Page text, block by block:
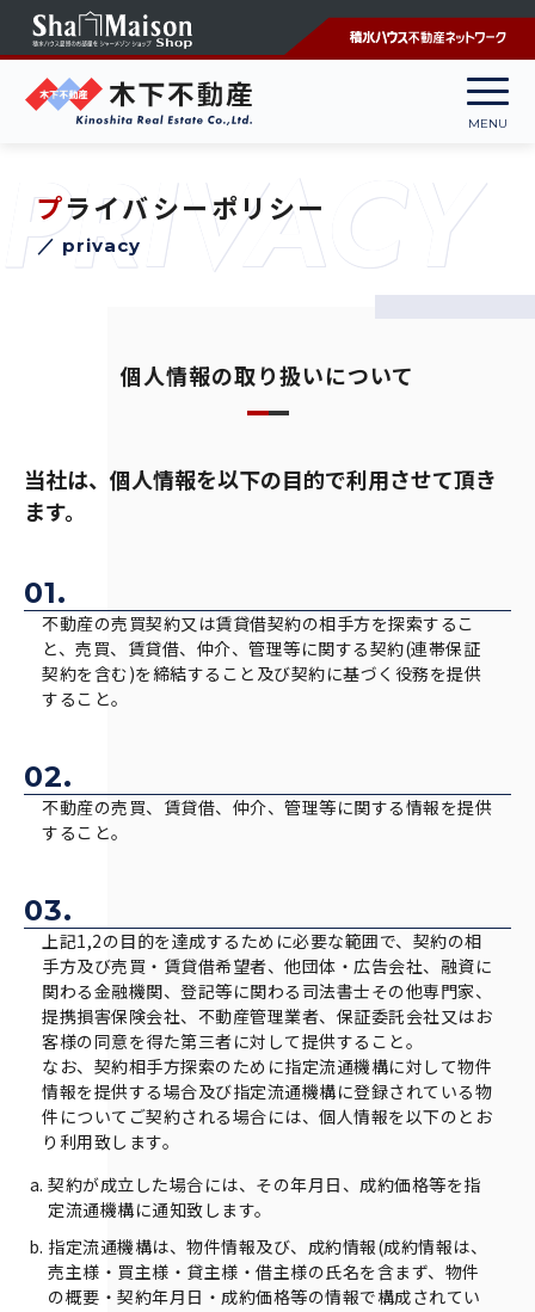
プライバシーポリシー
／ privacy
PRIVACY
個人情報の取り扱いについて
当社は、個人情報を以下の目的で利用させて頂き
ます。
01.
不動産の売買契約又は賃貸借契約の相手方を探索するこ
と、売買、賃貸借、仲介、管理等に関する契約(連帯保証
契約を含む)を締結すること及び契約に基づく役務を提供
すること。
02.
不動産の売買、賃貸借、仲介、管理等に関する情報を提供
すること。
03.
上記1,2の目的を達成するために必要な範囲で、契約の相
手方及び売買・賃貸借希望者、他団体・広告会社、融資に
関わる金融機関、登記等に関わる司法書士その他専門家、
提携損害保険会社、不動産管理業者、保証委託会社又はお
客様の同意を得た第三者に対して提供すること。
なお、契約相手方探索のために指定流通機構に対して物件
情報を提供する場合及び指定流通機構に登録されている物
件についてご契約される場合には、個人情報を以下のとお
り利用致します。
契約が成立した場合には、その年月日、成約価格等を指
定流通機構に通知致します。
指定流通機構は、物件情報及び、成約情報(成約情報は、
売主様・買主様・貸主様・借主様の氏名を含まず、物件
の概要・契約年月日・成約価格等の情報で構成されてい